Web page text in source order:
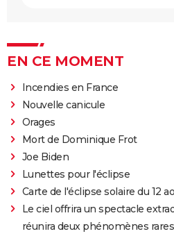
EN CE MOMENT
Incendies en France
Nouvelle canicule
Orages
Mort de Dominique Frot
Joe Biden
Lunettes pour l'éclipse
Carte de l'éclipse solaire du 12
Le ciel offrira un spectacle
réunira deux phénomènes rares